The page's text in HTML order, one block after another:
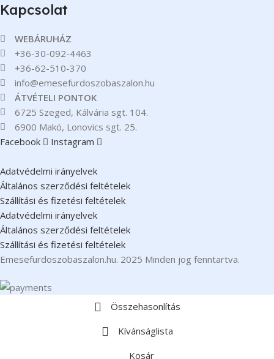
Kapcsolat
WEBÁRUHÁZ
+36-30-092-4463
+36-62-510-370
info@emesefurdoszobaszalon.hu
ÁTVÉTELI PONTOK
6725 Szeged, Kálvária sgt. 104.​
6900 Makó, Lonovics sgt. 25.
Facebook
Instagram
Adatvédelmi irányelvek
Általános szerződési feltételek
Szállítási és fizetési feltételek
Adatvédelmi irányelvek
Általános szerződési feltételek
Szállítási és fizetési feltételek
Emesefurdoszobaszalon.hu. 2025 Minden jog fenntartva.
Összehasonlítás
Kívánságlista
Kosár